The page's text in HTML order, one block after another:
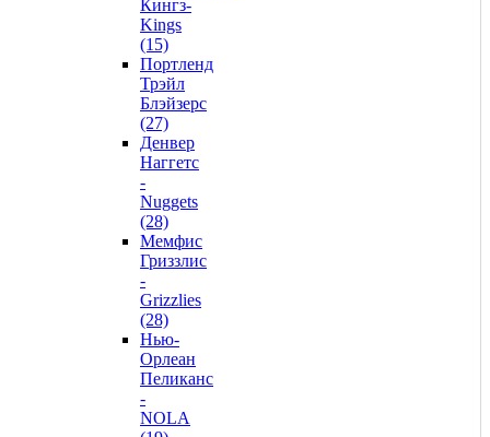
Кингз-
Kings
(15)
Портленд
Трэйл
Блэйзерс
(27)
Денвер
Наггетс
-
Nuggets
(28)
Мемфис
Гриззлис
-
Grizzlies
(28)
Нью-
Орлеан
Пеликанс
-
NOLA